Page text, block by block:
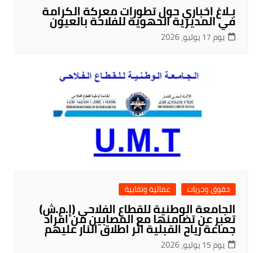
بـلاغ اخباري حول تطورات معركة الكرامة
في المديرية الحهوية للفلاحة بالعيون
يوم 17 يوليو، 2026
حقوق وحريات عمالية ونقابية
الجامعة الوطنية للقطاع الفلاحي (إ.م.ش)
تعبر عن تضامنها مع المصابين من افراد
جماعة رياح القبلية اثر اطلاق النار عليهم
يوم 15 يوليو، 2026